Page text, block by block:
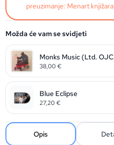
preuzimanje: Menart
Možda će vam se svidjeti
Monks Music (Ltd.
38,00€
Blue Eclipse
27,20€
Opis